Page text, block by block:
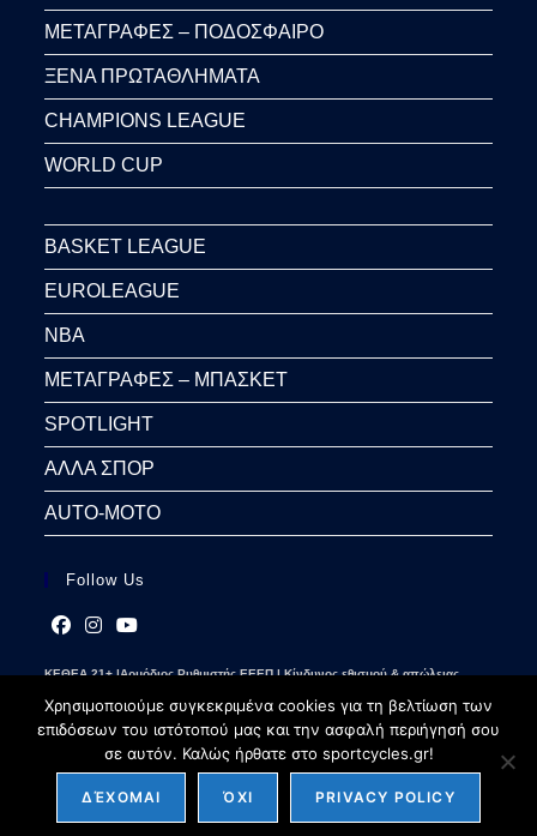
ΜΕΤΑΓΡΑΦΕΣ – ΠΟΔΟΣΦΑΙΡΟ
ΞΕΝΑ ΠΡΩΤΑΘΛΗΜΑΤΑ
CHAMPIONS LEAGUE
WORLD CUP
BASKET LEAGUE
EUROLEAGUE
NBA
ΜΕΤΑΓΡΑΦΕΣ – ΜΠΑΣΚΕΤ
SPOTLIGHT
ΑΛΛΑ ΣΠΟΡ
AUTO-MOTO
Follow Us
in
a
new
in
a
new
tab
in
a
new
tab
ΚΕΘΕΑ 21+ |Αρμόδιος Ρυθμιστής ΕΕΕΠ | Κίνδυνος εθισμού & απώλειας
Copyright 2026 - sportcycles.gr
Χρησιμοποιούμε συγκεκριμένα cookies για τη βελτίωση των
επιδόσεων του ιστότοπού μας και την ασφαλή περιήγησή σου
σε αυτόν. Καλώς ήρθατε στο sportcycles.gr!
ΔΈΧΟΜΑΙ ΌΧΙ PRIVACY POLICY